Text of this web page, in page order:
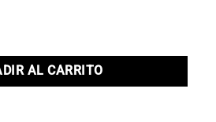
cantidad
AL CARRITO